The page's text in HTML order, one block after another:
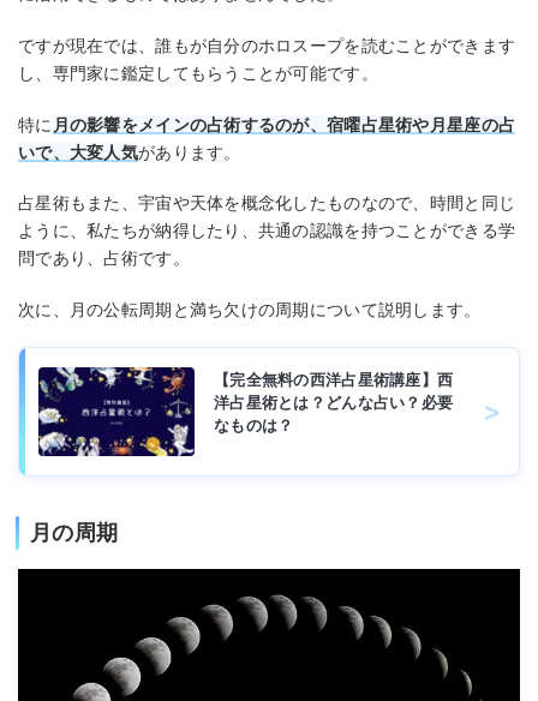
ですが現在では、誰もが自分のホロスープを読むことができます
し、専門家に鑑定してもらうことが可能です。
特に 月の影響をメインの占術するのが、宿曜占星術や月星座の占
いで、大変人気があります。
占星術もまた、宇宙や天体を概念化したものなので、時間と同じ
ように、私たちが納得したり、共通の認識を持つことができる学
問であり、占術です。
次に、月の公転周期と満ち欠けの周期について説明します。
【完全無料の西洋占星術講座】西
洋占星術とは？どんな占い？必要
なものは？
月の周期